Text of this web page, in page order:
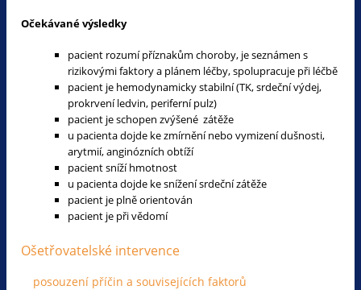
Očekávané výsledky
pacient rozumí příznakům choroby, je seznámen s
rizikovými faktory a plánem léčby, spolupracuje při léčbě
pacient je hemodynamicky stabilní (TK, srdeční výdej,
prokrvení ledvin, periferní pulz)
pacient je schopen zvýšené zátěže
u pacienta dojde ke zmírnění nebo vymizení dušnosti,
arytmií, anginózních obtíží
pacient sníží hmotnost
u pacienta dojde ke snížení srdeční zátěže
pacient je plně orientován
pacient je při vědomí
Ošetřovatelské intervence
posouzení příčin a souvisejících faktorů